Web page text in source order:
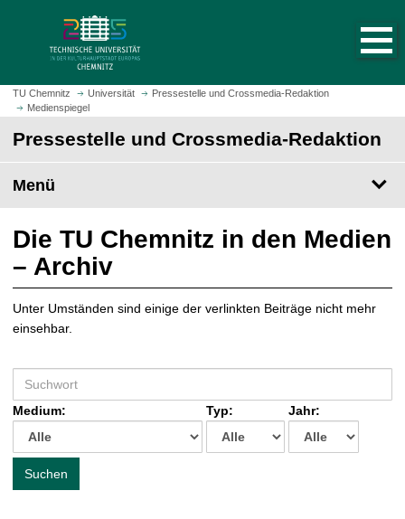
m
H
t
s
i
e
a
u
f
r
u
f
e
TU Chemnitz Universität
Pressestelle und Crossmedia-Redaktion
Medienspiegel
Pressestelle und Crossmedia-Redaktion
Menü
Die TU Chemnitz in den Medien
– Archiv
Unter Umständen sind einige der verlinkten Beiträge nicht mehr
einsehbar.
u
c
e
Medium: Typ: Jahr:
Suchen